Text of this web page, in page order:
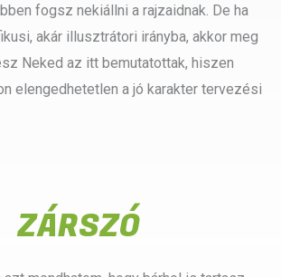
fogsz nekiállni a rajzaidnak. De ha
akár illusztrátori irányba, akkor meg
Neked az itt bemutatottak, hiszen
elengedhetetlen a jó karakter tervezési
ZÁRSZÓ